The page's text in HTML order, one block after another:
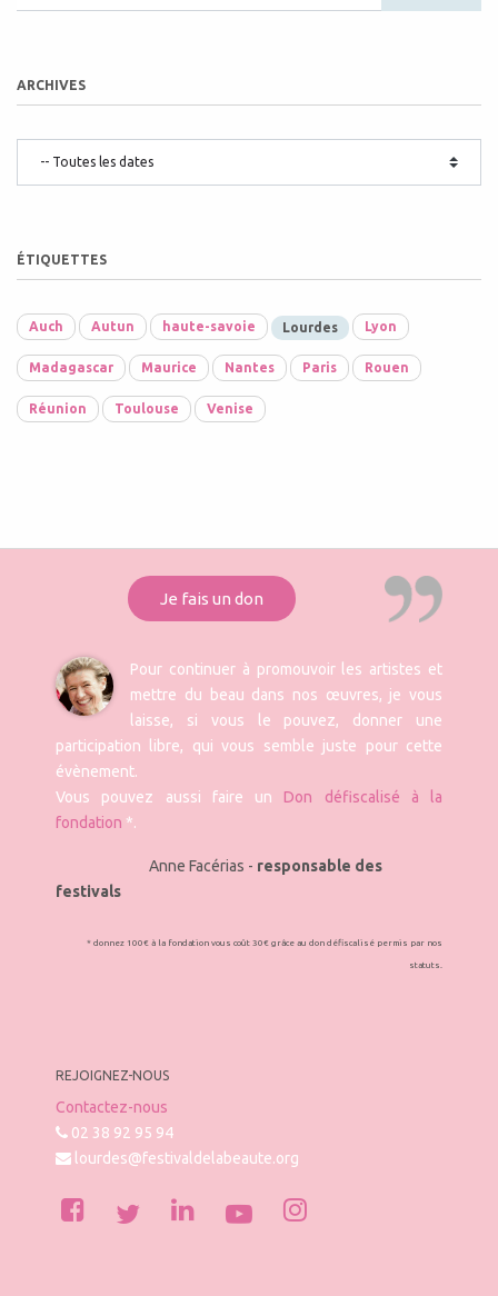
ARCHIVES
ÉTIQUETTES
Auch Autun haute-savoie Lourdes Lyon
Madagascar Maurice Nantes Paris Rouen
Réunion Toulouse Venise
Je fais un don
Pour continuer à promouvoir les artistes et
mettre du beau dans nos œuvres, je vous
laisse, si vous le pouvez, donner une
participation libre, qui vous semble juste pour cette
évènement.
Vous pouvez aussi faire unDon défiscalisé à la
fondation *.
Anne Facérias - responsable des
festivals
* donnez 100€ à la fondation vous coût 30€ grâce au don défiscalisé permis par nos
statuts.
REJOIGNEZ-NOUS
Contactez-nous
02 38 92 95 94
lourdes@festivaldelabeaute.org